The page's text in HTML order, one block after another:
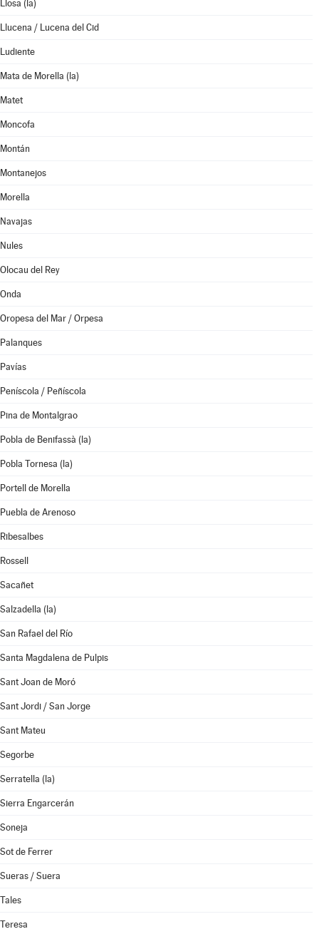
Llosa (la)
Llucena / Lucena del Cid
Ludiente
Mata de Morella (la)
Matet
Moncofa
Montán
Montanejos
Morella
Navajas
Nules
Olocau del Rey
Onda
Oropesa del Mar / Orpesa
Palanques
Pavías
Peníscola / Peñíscola
Pina de Montalgrao
Pobla de Benifassà (la)
Pobla Tornesa (la)
Portell de Morella
Puebla de Arenoso
Ribesalbes
Rossell
Sacañet
Salzadella (la)
San Rafael del Río
Santa Magdalena de Pulpis
Sant Joan de Moró
Sant Jordi / San Jorge
Sant Mateu
Segorbe
Serratella (la)
Sierra Engarcerán
Soneja
Sot de Ferrer
Sueras / Suera
Tales
Teresa